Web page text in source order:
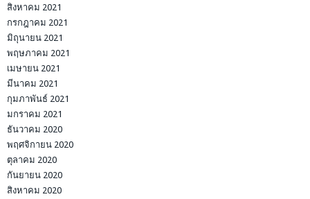
สิงหาคม 2021
กรกฎาคม 2021
มิถุนายน 2021
พฤษภาคม 2021
เมษายน 2021
มีนาคม 2021
กุมภาพันธ์ 2021
มกราคม 2021
ธันวาคม 2020
พฤศจิกายน 2020
ตุลาคม 2020
กันยายน 2020
สิงหาคม 2020